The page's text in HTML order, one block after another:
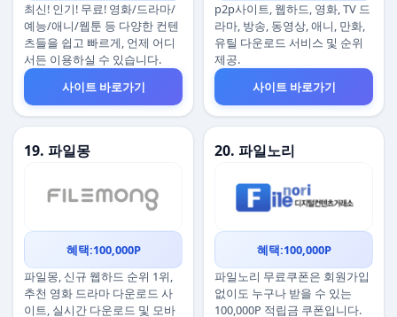
최신! 인기! 무료! 영화/드라마/
예능/애니/웹툰 등 다양한 컨텐
츠들을 쉽고 빠르게, 언제 어디
서든 이용하실 수 있습니다.
사이트 바로가기
p2p사이트, 웹하드, 영화, TV 드
라마, 방송, 동영상, 애니, 만화,
유틸 다운로드 서비스 및 순위
제공.
사이트 바로가기
19. 파일몽
혜택:100,000P
파일몽, 신규 웹하드 순위 1위,
추천 영화 드라마 다운로드 사
이트, 실시간 다운로드 및 모바
20. 파일노리
혜택:100,000P
파일노리 무료쿠폰은 회원가입
없이도 누구나 받을 수 있는
100,000P 적립금 쿠폰입니다.